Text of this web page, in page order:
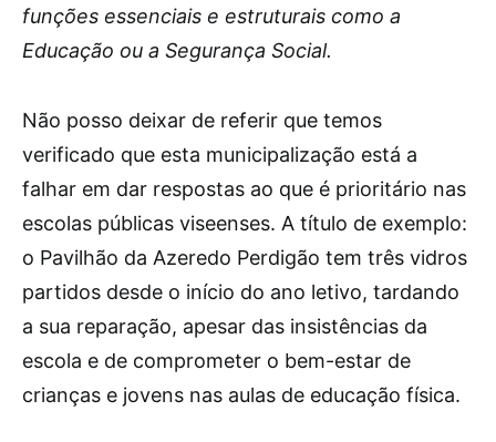
funções essenciais e estruturais como a
Educação ou a Segurança Social.
Não posso deixar de referir que temos
verificado que esta municipalização está a
falhar em dar respostas ao que é prioritário nas
escolas públicas viseenses. A título de exemplo:
o Pavilhão da Azeredo Perdigão tem três vidros
partidos desde o início do ano letivo, tardando
a sua reparação, apesar das insistências da
escola e de comprometer o bem-estar de
crianças e jovens nas aulas de educação física.